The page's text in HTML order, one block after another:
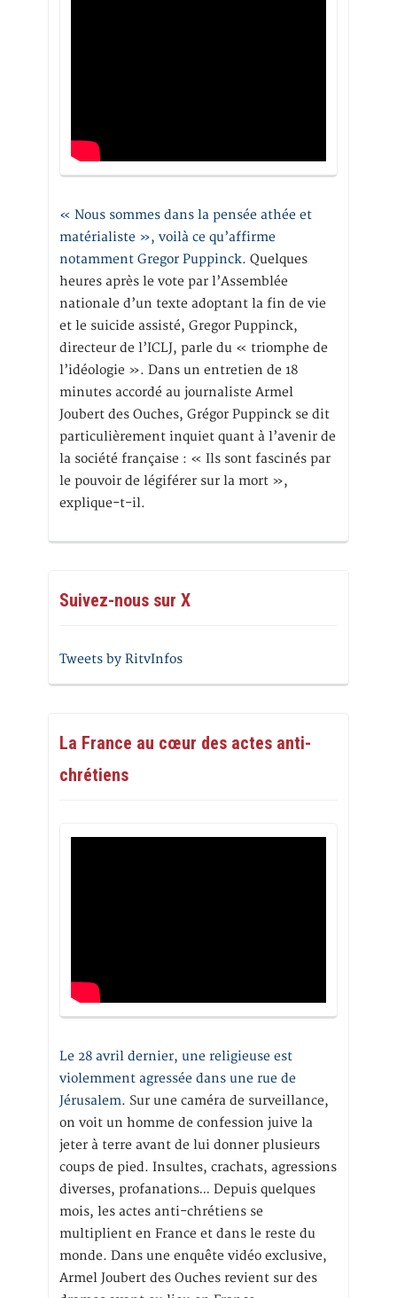
« Nous sommes dans la pensée athée et
matérialiste », voilà ce qu’affirme
notamment Gregor Puppinck. Quelques
heures après le vote par l’Assemblée
nationale d’un texte adoptant la fin de vie
et le suicide assisté, Gregor Puppinck,
directeur de l’ICLJ, parle du « triomphe de
l’idéologie ». Dans un entretien de 18
minutes accordé au journaliste Armel
Joubert des Ouches, Grégor Puppinck se dit
particulièrement inquiet quant à l’avenir de
la société française : « Ils sont fascinés par
le pouvoir de légiférer sur la mort »,
explique-t-il.
Suivez-nous sur X
Tweets by RitvInfos
La France au cœur des actes anti-
chrétiens
Le 28 avril dernier, une religieuse est
violemment agressée dans une rue de
Jérusalem. Sur une caméra de surveillance,
on voit un homme de confession juive la
jeter à terre avant de lui donner plusieurs
coups de pied. Insultes, crachats, agressions
diverses, profanations… Depuis quelques
mois, les actes anti-chrétiens se
multiplient en France et dans le reste du
monde. Dans une enquête vidéo exclusive,
Armel Joubert des Ouches revient sur des